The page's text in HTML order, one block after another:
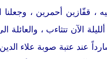
، قفّازين أحمرين ،
الآن تتثاءب ،
عند عتبة صوبة علاء